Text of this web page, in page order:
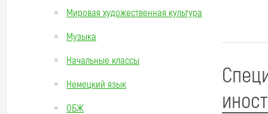
Мировая художественная культура
Музыка
Начальные классы
Немецкий язык
ОБЖ